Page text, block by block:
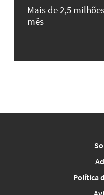
Mais de 2,5
mês
Política